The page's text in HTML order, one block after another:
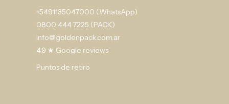
+5491135047000 (WhatsApp)
0800 444 7225 (PACK)
info@goldenpack.com.ar
4,9 ★ Google reviews
Puntos de retiro